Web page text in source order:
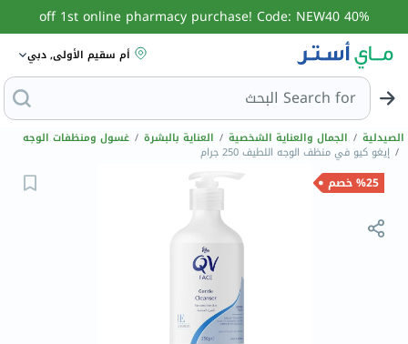
40% off 1st online pharmacy purchase! Code: NEW40
أم سقيم الأولى, دبي
Search for البحث عن كولاجين
الصيدلية / الجمال والعناية الشخصية / العناية بالبشرة / غسول ومنظفات الوجه
/ إيغو كيو في منظف الوجه اللطيف 250 جرام
%25 خصم